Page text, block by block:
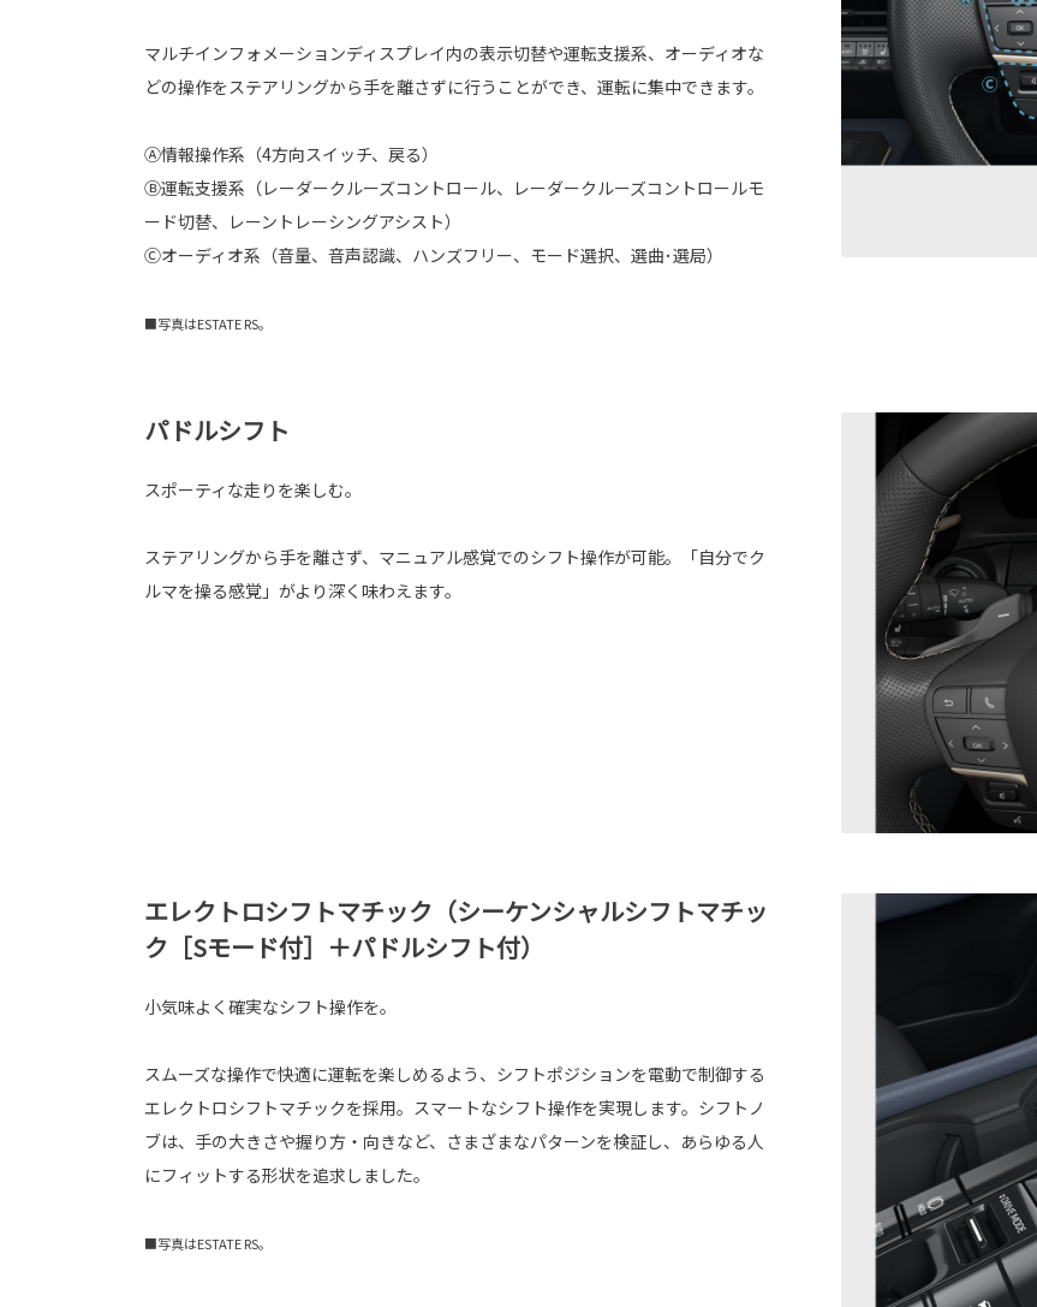
マルチインフォメーションディスプレイ内の表示切替や運転支援系、オーディオな
どの操作をステアリングから手を離さずに行うことができ、運転に集中できます。
Ⓐ情報操作系（4方向スイッチ、戻る）
Ⓑ運転支援系（レーダークルーズコントロール、レーダークルーズコントロールモ
ード切替、レーントレーシングアシスト）
Ⓒオーディオ系（音量、音声認識、ハンズフリー、モード選択、選曲･選局）
■写真はESTATE RS。
パドルシフト
スポーティな走りを楽しむ。
ステアリングから手を離さず、マニュアル感覚でのシフト操作が可能。「自分でク
ルマを操る感覚」がより深く味わえます。
エレクトロシフトマチック（シーケンシャルシフトマチッ
ク［Sモード付］＋パドルシフト付）
小気味よく確実なシフト操作を。
スムーズな操作で快適に運転を楽しめるよう、シフトポジションを電動で制御する
エレクトロシフトマチックを採用。スマートなシフト操作を実現します。シフトノ
ブは、手の大きさや握り方・向きなど、さまざまなパターンを検証し、あらゆる人
にフィットする形状を追求しました。
■写真はESTATE RS。